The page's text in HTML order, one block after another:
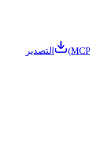
التصدير